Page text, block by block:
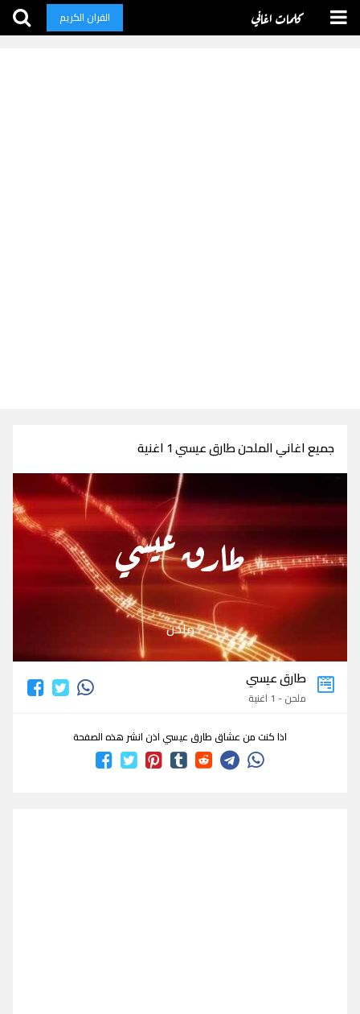
كلمات اغاني القران الكريم
جميع اغاني الملحن طارق عيسي 1 اغنية
طارق عيسي
ملحن
طارق عيسي
ملحن - 1 اغنية
اذا كنت من عشاق طارق عيسي اذن انشر هذه الصفحة